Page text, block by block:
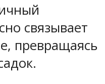
связывает
превращаясь